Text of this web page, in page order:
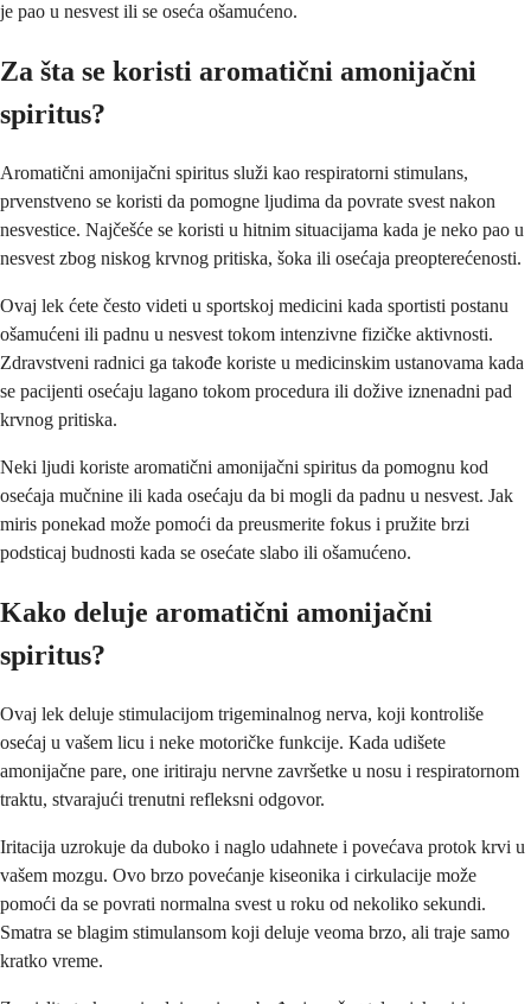
je pao u nesvest ili se oseća ošamućeno.
Za šta se koristi aromatični amonijačni
spiritus?
Aromatični amonijačni spiritus služi kao respiratorni stimulans,
prvenstveno se koristi da pomogne ljudima da povrate svest nakon
nesvestice. Najčešće se koristi u hitnim situacijama kada je neko pao u
nesvest zbog niskog krvnog pritiska, šoka ili osećaja preopterećenosti.
Ovaj lek ćete često videti u sportskoj medicini kada sportisti postanu
ošamućeni ili padnu u nesvest tokom intenzivne fizičke aktivnosti.
Zdravstveni radnici ga takođe koriste u medicinskim ustanovama kada
se pacijenti osećaju lagano tokom procedura ili dožive iznenadni pad
krvnog pritiska.
Neki ljudi koriste aromatični amonijačni spiritus da pomognu kod
osećaja mučnine ili kada osećaju da bi mogli da padnu u nesvest. Jak
miris ponekad može pomoći da preusmerite fokus i pružite brzi
podsticaj budnosti kada se osećate slabo ili ošamućeno.
Kako deluje aromatični amonijačni
spiritus?
Ovaj lek deluje stimulacijom trigeminalnog nerva, koji kontroliše
osećaj u vašem licu i neke motoričke funkcije. Kada udišete
amonijačne pare, one iritiraju nervne završetke u nosu i respiratornom
traktu, stvarajući trenutni refleksni odgovor.
Iritacija uzrokuje da duboko i naglo udahnete i povećava protok krvi u
vašem mozgu. Ovo brzo povećanje kiseonika i cirkulacije može
pomoći da se povrati normalna svest u roku od nekoliko sekundi.
Smatra se blagim stimulansom koji deluje veoma brzo, ali traje samo
kratko vreme.